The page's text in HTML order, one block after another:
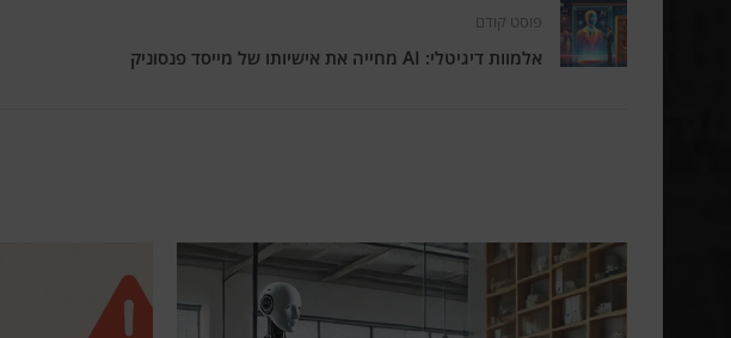
פוסט קודם
אלמוות דיגיטלי: AI מחייה את אישיותו של מייסד פנסוניק